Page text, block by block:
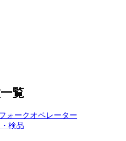
覧
ォークオペレーター
検品